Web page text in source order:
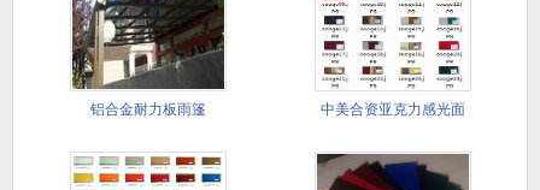
铝合金耐力板雨篷 中美合资亚克力感光面